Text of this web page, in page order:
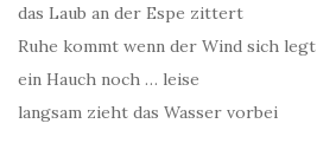
das Laub an der Espe zittert
Ruhe kommt wenn der Wind sich legt
ein Hauch noch … leise
langsam zieht das Wasser vorbei